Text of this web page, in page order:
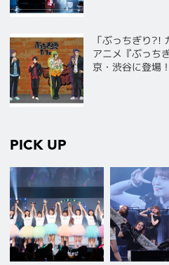
「ぶっちぎり?!
アニメ『ぶっち
京・渋谷に登場！
PICK UP